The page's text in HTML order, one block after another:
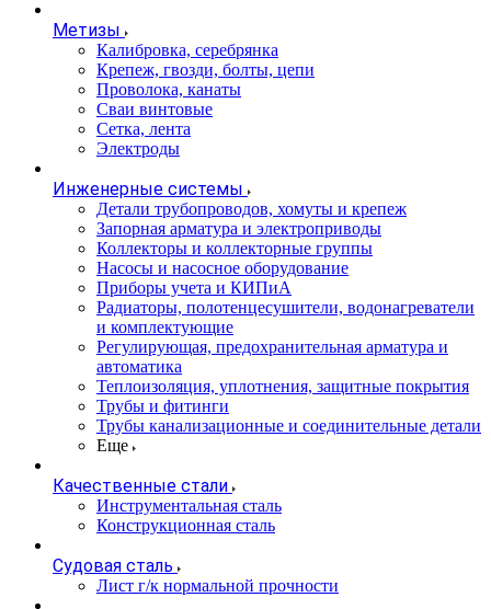
Метизы
Калибровка, серебрянка
Крепеж, гвозди, болты, цепи
Проволока, канаты
Сваи винтовые
Сетка, лента
Электроды
Инженерные системы
Детали трубопроводов, хомуты и крепеж
Запорная арматура и электроприводы
Коллекторы и коллекторные группы
Насосы и насосное оборудование
Приборы учета и КИПиА
Радиаторы, полотенцесушители, водонагреватели
и комплектующие
Регулирующая, предохранительная арматура и
автоматика
Теплоизоляция, уплотнения, защитные покрытия
Трубы и фитинги
Трубы канализационные и соединительные детали
Еще
Качественные стали
Инструментальная сталь
Конструкционная сталь
Судовая сталь
Лист г/к нормальной прочности